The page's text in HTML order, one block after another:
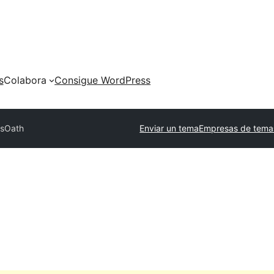
Colabora
Consigue WordPress
Oath Enviar un temaEmpresas de